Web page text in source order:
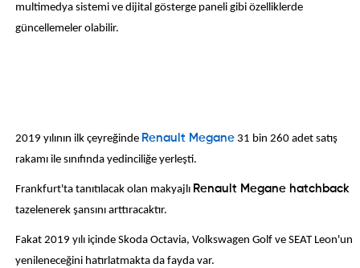
multimedya sistemi ve dijital gösterge paneli gibi özelliklerde
güncellemeler olabilir.
2019 yılının ilk çeyreğinde Renault Megane 31 bin 260 adet satış
rakamı ile sınıfında yedinciliğe yerleşti.
Frankfurt'ta tanıtılacak olan makyajlı Renault Megane hatchback
tazelenerek şansını arttıracaktır.
Fakat 2019 yılı içinde Skoda Octavia, Volkswagen Golf ve SEAT Leon'un
yenileneceğini hatırlatmakta da fayda var.